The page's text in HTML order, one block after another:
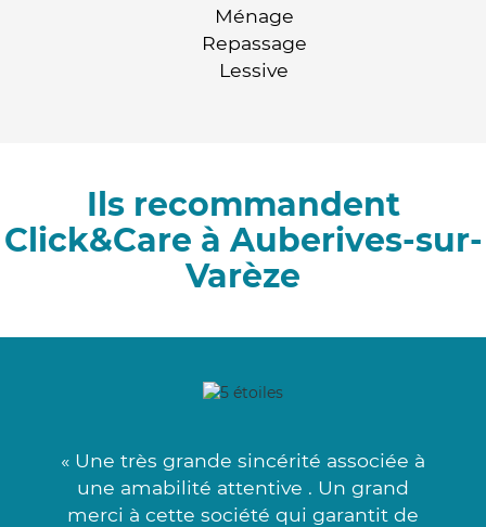
Ménage
Repassage
Lessive
Ils recommandent
Click&Care à Auberives-sur-
Varèze
« Une très grande sincérité associée à
une amabilité attentive . Un grand
merci à cette société qui garantit de